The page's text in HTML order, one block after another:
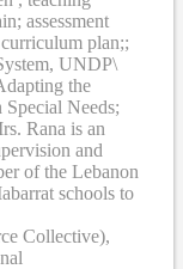
assessment
plan;;
UNDP\
the
Needs;
Rana is an
and
of the Lebanon
schools to
Collective),